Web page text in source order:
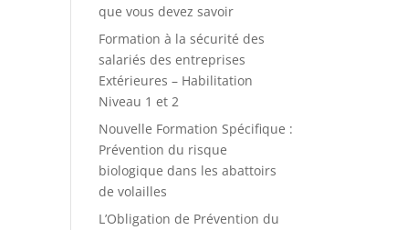
que vous devez savoir
Formation à la sécurité des
salariés des entreprises
Extérieures – Habilitation
Niveau 1 et 2
Nouvelle Formation Spécifique :
Prévention du risque
biologique dans les abattoirs
de volailles
L’Obligation de Prévention du